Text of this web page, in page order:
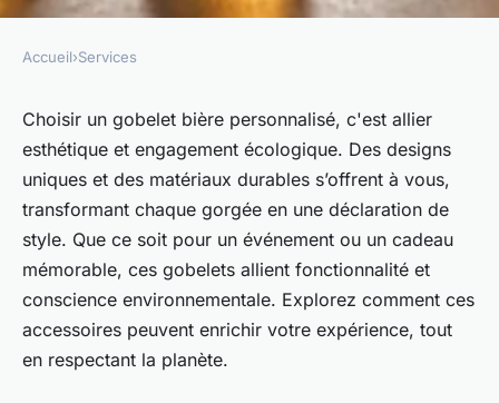
Gobelet bière personnalisé :
alliez style et
écoresponsabilité
marielle•15 juin 2025•4 min de lecture
Accueil›Services
Choisir un gobelet bière personnalisé, c'est allier
esthétique et engagement écologique. Des designs
uniques et des matériaux durables s’offrent à vous,
transformant chaque gorgée en une déclaration de
style. Que ce soit pour un événement ou un cadeau
mémorable, ces gobelets allient fonctionnalité et
conscience environnementale. Explorez comment ces
accessoires peuvent enrichir votre expérience, tout
en respectant la planète.